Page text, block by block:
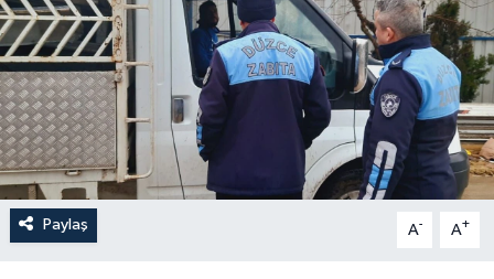
Paylaş A- A+